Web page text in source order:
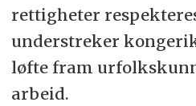
rettigheter
understreker
løfte fram
arbeid.